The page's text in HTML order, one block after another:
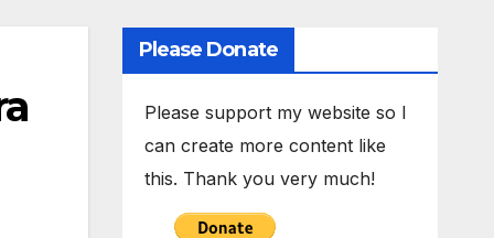
Please Donate
Please support my website so I
can create more content like
this. Thank you very much!